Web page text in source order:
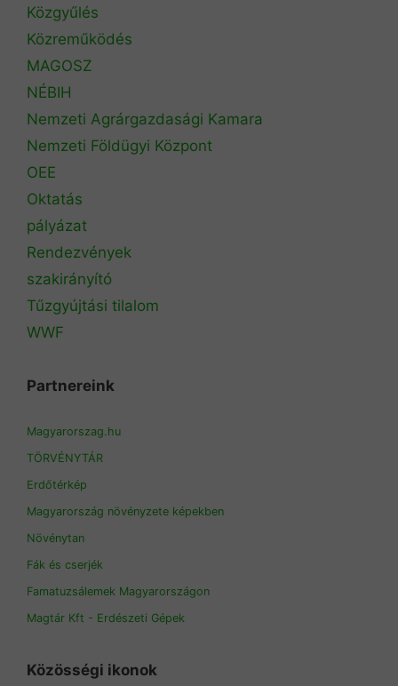
Közgyűlés
Közreműködés
MAGOSZ
NÉBIH
Nemzeti Agrárgazdasági Kamara
Nemzeti Földügyi Központ
OEE
Oktatás
pályázat
Rendezvények
szakirányító
Tűzgyújtási tilalom
WWF
Partnereink
Magyarorszag.hu
TÖRVÉNYTÁR
Erdőtérkép
Magyarország növényzete képekben
Növénytan
Fák és cserjék
Famatuzsálemek Magyarországon
Magtár Kft - Erdészeti Gépek
Közösségi ikonok